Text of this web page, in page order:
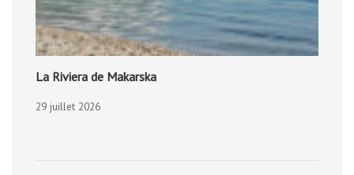
La Riviera de Makarska
29 juillet 2026